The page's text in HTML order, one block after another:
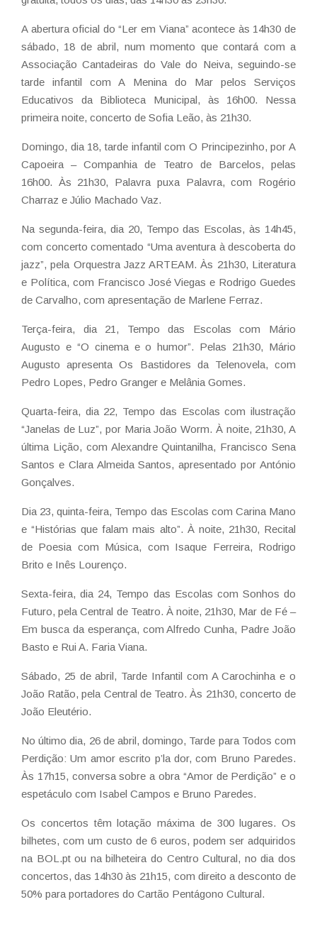
A abertura oficial do “Ler em Viana” acontece às 14h30 de
sábado, 18 de abril, num momento que contará com a
Associação Cantadeiras do Vale do Neiva, seguindo-se
tarde infantil com A Menina do Mar pelos Serviços
Educativos da Biblioteca Municipal, às 16h00. Nessa
primeira noite, concerto de Sofia Leão, às 21h30.
Domingo, dia 18, tarde infantil com O Principezinho, por A
Capoeira – Companhia de Teatro de Barcelos, pelas
16h00. Às 21h30, Palavra puxa Palavra, com Rogério
Charraz e Júlio Machado Vaz.
Na segunda-feira, dia 20, Tempo das Escolas, às 14h45,
com concerto comentado “Uma aventura à descoberta do
jazz”, pela Orquestra Jazz ARTEAM. Às 21h30, Literatura
e Política, com Francisco José Viegas e Rodrigo Guedes
de Carvalho, com apresentação de Marlene Ferraz.
Terça-feira, dia 21, Tempo das Escolas com Mário
Augusto e “O cinema e o humor”. Pelas 21h30, Mário
Augusto apresenta Os Bastidores da Telenovela, com
Pedro Lopes, Pedro Granger e Melânia Gomes.
Quarta-feira, dia 22, Tempo das Escolas com ilustração
“Janelas de Luz”, por Maria João Worm. À noite, 21h30, A
última Lição, com Alexandre Quintanilha, Francisco Sena
Santos e Clara Almeida Santos, apresentado por António
Gonçalves.
Dia 23, quinta-feira, Tempo das Escolas com Carina Mano
e “Histórias que falam mais alto”. À noite, 21h30, Recital
de Poesia com Música, com Isaque Ferreira, Rodrigo
Brito e Inês Lourenço.
Sexta-feira, dia 24, Tempo das Escolas com Sonhos do
Futuro, pela Central de Teatro. À noite, 21h30, Mar de Fé –
Em busca da esperança, com Alfredo Cunha, Padre João
Basto e Rui A. Faria Viana.
Sábado, 25 de abril, Tarde Infantil com A Carochinha e o
João Ratão, pela Central de Teatro. Às 21h30, concerto de
João Eleutério.
No último dia, 26 de abril, domingo, Tarde para Todos com
Perdição: Um amor escrito p’la dor, com Bruno Paredes.
Às 17h15, conversa sobre a obra “Amor de Perdição” e o
espetáculo com Isabel Campos e Bruno Paredes.
Os concertos têm lotação máxima de 300 lugares. Os
bilhetes, com um custo de 6 euros, podem ser adquiridos
na BOL.pt ou na bilheteira do Centro Cultural, no dia dos
concertos, das 14h30 às 21h15, com direito a desconto de
50% para portadores do Cartão Pentágono Cultural.